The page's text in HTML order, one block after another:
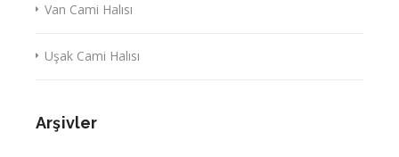
Van Cami Halısı
Uşak Cami Halısı
Arşivler